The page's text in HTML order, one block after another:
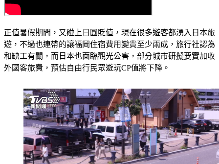
正值暑假期間，又碰上日圓貶值，現在很多遊客都湧入日本旅
遊，不過也連帶的讓福岡住宿費用變貴至少兩成，旅行社認為
和缺工有關，而日本也面臨觀光公害，部分城市研擬要實加收
外國客旅費，預估自由行民眾遊玩CP值將下降。